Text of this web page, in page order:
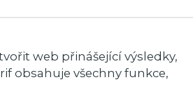
web přinášející výsledky,
obsahuje všechny funkce,